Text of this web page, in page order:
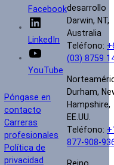
Facebook
LinkedIn
YouTube
Póngase en
contacto
Carreras
profesionales
Política de
privacidad
desarrollo
Darwin, NT,
Australia
Teléfono:
(03) 8759
Durham,
Hampshire,
EE.UU.
Teléfono:
877-908-